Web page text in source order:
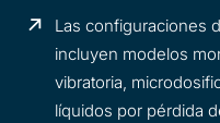
Las configuraciones
incluyen modelos
vibratoria,
líquidos por pérdida